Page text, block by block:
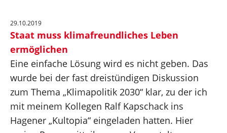
29.10.2019
Staat muss klimafreundliches Leben
ermöglichen
Eine einfache Lösung wird es nicht geben. Das
wurde bei der fast dreistündigen Diskussion
zum Thema „Klimapolitik 2030“ klar, zu der ich
mit meinem Kollegen Ralf Kapschack ins
Hagener „Kultopia“ eingeladen hatten. Hier